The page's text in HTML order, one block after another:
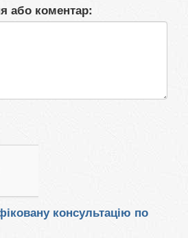
або коментар:
консультацію по